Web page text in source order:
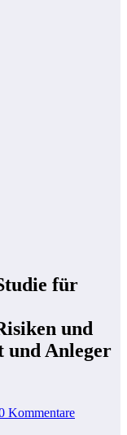
für
und
und Anleger
Kommentare